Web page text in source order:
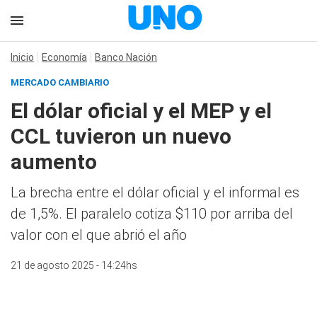
Inicio Economía Banco Nación
MERCADO CAMBIARIO
El dólar oficial y el MEP y el
CCL tuvieron un nuevo
aumento
La brecha entre el dólar oficial y el informal es
de 1,5%. El paralelo cotiza $110 por arriba del
valor con el que abrió el año
21 de agosto 2025 - 14:24hs